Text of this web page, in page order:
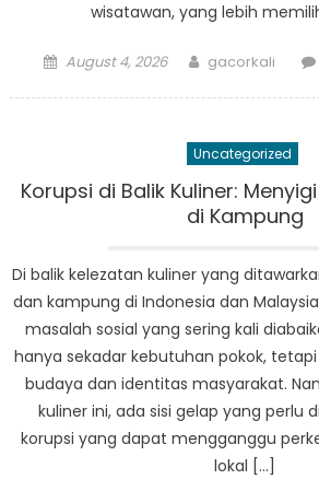
wisatawan, yang lebih
Posted
August 4, 2026 Author
gacorkali
Uncategorized
Korupsi di Balik Kuliner:
di Kampung
Di balik kelezatan kuliner yang
dan kampung di Indonesia dan
masalah sosial yang sering kali
hanya sekadar kebutuhan pokok,
budaya dan identitas masyarakat.
kuliner ini, ada sisi gelap yang perlu
korupsi yang dapat mengganggu
lokal […]